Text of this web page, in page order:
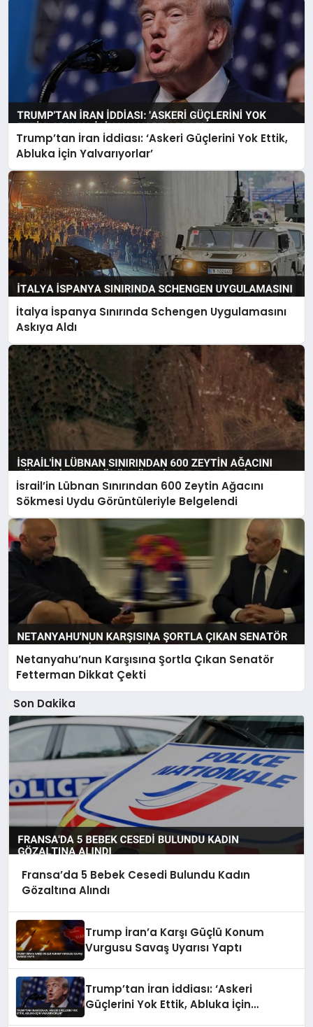
Trump’tan İran İddiası: ‘Askeri Güçlerini Yok Ettik,
Abluka İçin Yalvarıyorlar’
İtalya İspanya Sınırında Schengen Uygulamasını
Askıya Aldı
İsrail’in Lübnan Sınırından 600 Zeytin Ağacını
Sökmesi Uydu Görüntüleriyle Belgelendi
Netanyahu’nun Karşısına Şortla Çıkan Senatör
Fetterman Dikkat Çekti
Son Dakika
Fransa’da 5 Bebek Cesedi Bulundu Kadın
Gözaltına Alındı
Trump İran’a Karşı Güçlü Konum
Vurgusu Savaş Uyarısı Yaptı
Trump’tan İran İddiası: ‘Askeri
Güçlerini Yok Ettik, Abluka İçin